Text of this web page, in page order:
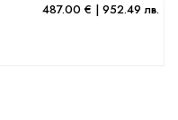
487.00 € | 952.49 лв.